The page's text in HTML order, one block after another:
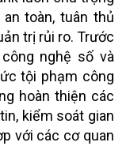
toàn, tuân thủ
trị rủi ro. Trước
nghệ số và
tội phạm công
hoàn thiện các
kiểm soát gian
với các cơ quan